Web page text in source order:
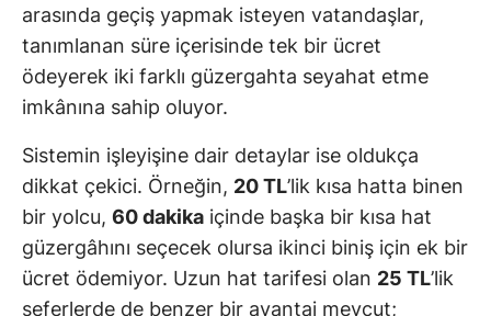
arasında geçiş yapmak isteyen vatandaşlar,
tanımlanan süre içerisinde tek bir ücret
ödeyerek iki farklı güzergahta seyahat etme
imkânına sahip oluyor.
Sistemin işleyişine dair detaylar ise oldukça
dikkat çekici. Örneğin, 20 TL’lik kısa hatta binen
bir yolcu, 60 dakika içinde başka bir kısa hat
güzergâhını seçecek olursa ikinci biniş için ek bir
ücret ödemiyor. Uzun hat tarifesi olan 25 TL’lik
seferlerde de benzer bir avantaj mevcut;